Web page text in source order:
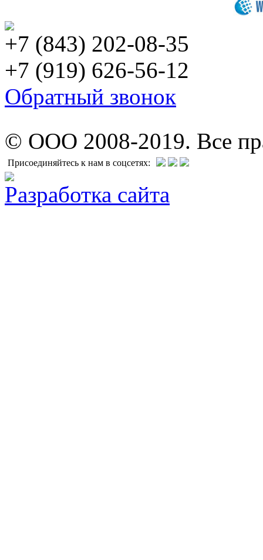
+7 (843) 202-08-35
+7 (919) 626-56-12
Обратный звонок
© ООО 2008-2019. Все
Присоединяйтесь к нам в соцсетях:
Разработка сайта